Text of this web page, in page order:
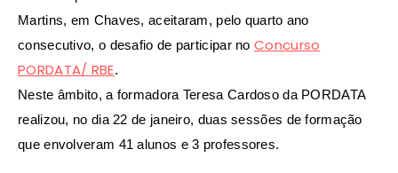
Martins, em Chaves, aceitaram, pelo quarto ano
consecutivo, o desafio de participar noConcurso
PORDATA/ RBE.
Neste âmbito, a formadora Teresa Cardoso da PORDATA
realizou, no dia 22 de janeiro, duas sessões de formação
que envolveram 41 alunos e 3 professores.